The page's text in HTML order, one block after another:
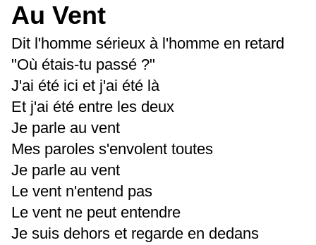
Au Vent
Dit l'homme sérieux à l'homme en retard
"Où étais-tu passé ?"
J'ai été ici et j'ai été là
Et j'ai été entre les deux
Je parle au vent
Mes paroles s'envolent toutes
Je parle au vent
Le vent n'entend pas
Le vent ne peut entendre
Je suis dehors et regarde en dedans